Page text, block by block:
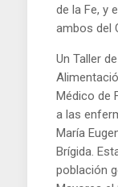
de la Fe, y
ambos del
Un Taller
Médico de
a las
María
Brígida.
población